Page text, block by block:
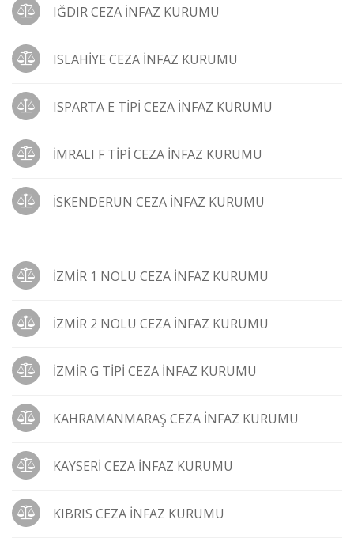
IĞDIR CEZA İNFAZ KURUMU
ISLAHİYE CEZA İNFAZ KURUMU
ISPARTA E TİPİ CEZA İNFAZ KURUMU
İMRALI F TİPİ CEZA İNFAZ KURUMU
İSKENDERUN CEZA İNFAZ KURUMU
İZMİR 1 NOLU CEZA İNFAZ KURUMU
İZMİR 2 NOLU CEZA İNFAZ KURUMU
İZMİR G TİPİ CEZA İNFAZ KURUMU
KAHRAMANMARAŞ CEZA İNFAZ KURUMU
KAYSERİ CEZA İNFAZ KURUMU
KIBRIS CEZA İNFAZ KURUMU